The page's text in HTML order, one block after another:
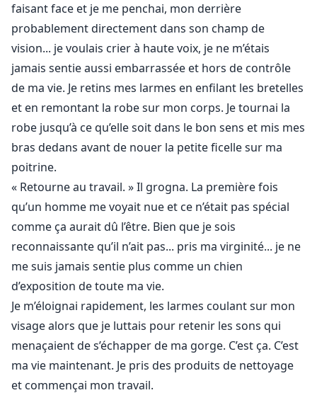
faisant face et je me penchai, mon derrière
probablement directement dans son champ de
vision... je voulais crier à haute voix, je ne m’étais
jamais sentie aussi embarrassée et hors de contrôle
de ma vie. Je retins mes larmes en enfilant les bretelles
et en remontant la robe sur mon corps. Je tournai la
robe jusqu’à ce qu’elle soit dans le bon sens et mis mes
bras dedans avant de nouer la petite ficelle sur ma
poitrine.
« Retourne au travail. » Il grogna. La première fois
qu’un homme me voyait nue et ce n’était pas spécial
comme ça aurait dû l’être. Bien que je sois
reconnaissante qu’il n’ait pas... pris ma virginité... je ne
me suis jamais sentie plus comme un chien
d’exposition de toute ma vie.
Je m’éloignai rapidement, les larmes coulant sur mon
visage alors que je luttais pour retenir les sons qui
menaçaient de s’échapper de ma gorge. C’est ça. C’est
ma vie maintenant. Je pris des produits de nettoyage
et commençai mon travail.